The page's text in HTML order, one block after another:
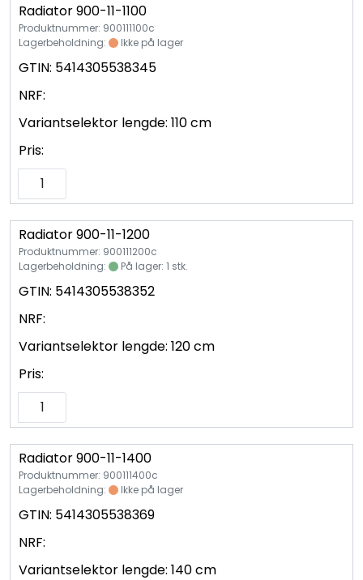
Radiator 900-11-1100
Produktnummer: 900111100c
Lagerbeholdning:
Ikke på lager
GTIN: 5414305538345
NRF:
Variantselektor lengde: 110 cm
Pris:
Radiator 900-11-1200
Produktnummer: 900111200c
Lagerbeholdning:
På lager: 1 stk.
GTIN: 5414305538352
NRF:
Variantselektor lengde: 120 cm
Pris:
Radiator 900-11-1400
Produktnummer: 900111400c
Lagerbeholdning:
Ikke på lager
GTIN: 5414305538369
NRF:
Variantselektor lengde: 140 cm